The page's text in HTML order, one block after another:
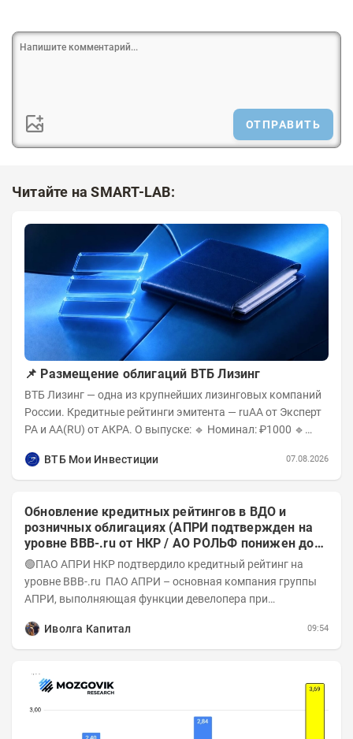
ОТПРАВИТЬ
Читайте на SMART-LAB:
📌 Размещение облигаций ВТБ Лизинг
ВТБ Лизинг — одна из крупнейших лизинговых компаний
России. Кредитные рейтинги эмитента — ruAA от Эксперт
РА и AA(RU) от АКРА. О выпуске: 🔹 Номинал: ₽1000 🔹
ВТБ Мои Инвестиции
07.08.2026
Обновление кредитных рейтингов в ВДО и
розничных облигациях (АПРИ подтвержден на
уровне BBB-.ru от НКР / АО РОЛЬФ понижен до
А-(RU) / Элит Строй присвоен на уровне BBB.ru)
🟢ПАО АПРИ НКР подтвердило кредитный рейтинг на
уровне BBB-.ru ПАО АПРИ – основная компания группы
АПРИ, выполняющая функции девелопера при
Иволга Капитал
09:54